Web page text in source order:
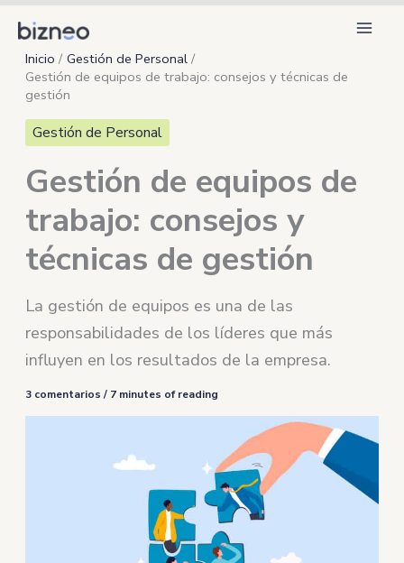
contenido
Inicio
Gestión de Personal
Gestión de equipos de trabajo: consejos y técnicas de
gestión
Gestión de Personal
Gestión de equipos de
trabajo: consejos y
técnicas de gestión
La gestión de equipos es una de las
responsabilidades de los líderes que más
influyen en los resultados de la empresa.
3 comentarios / 7 minutes of reading